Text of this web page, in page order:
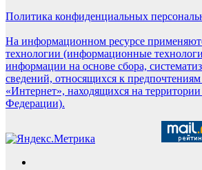
Политика конфиденциальных
На информационном ресурсе
технологии (информационные
информации на основе сбора,
сведений, относящихся к предпочтениям
«Интернет», находящихся на
Федерации).